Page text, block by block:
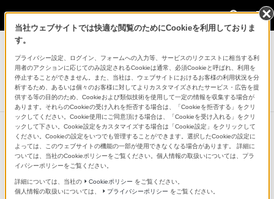
法人のお客様
業務用ディスプレイ・テレビ[法人向け] ブラ
ビア
液晶モニター 法人向けブラビア
BZ30Lシリーズ
次の特長へ
高画質
当社ウェブサイトでは快適な閲覧のためにCookieを利用しておりま
す。
プライバシー設定、ログイン、フォームへの入力等、サービスのリクエストに相当する利
用者のアクションに応じてのみ設定されるCookieは通常、必須Cookieと呼ばれ、利用を
停止することができません。また、当社は、ウェブサイトにおけるお客様の利用状況を分
析するため、あるいは個々のお客様に対してよりカスタマイズされたサービス・広告を提
供する等の目的のため、Cookieおよび類似技術を使用して一定の情報を収集する場合が
あります。それらのCookieの受け入れを拒否する場合は、「Cookieを拒否する」をクリ
ックしてください。Cookie使用にご同意頂ける場合は、「Cookieを受け入れる」をクリ
ックして下さい。Cookie設定をカスタマイズする場合は「Cookie設定」をクリックして
ください。Cookieの設定をいつでも管理することができます。選択したCookieの設定に
よっては、このウェブサイトの機能の一部が使用できなくなる場合があります。 詳細に
ついては、当社のCookieポリシーをご覧ください。個人情報の取扱いについては、プラ
イバシーポリシーをご覧ください。
詳細については、当社の Cookieポリシー をご覧ください。
個人情報の取扱いについては、
プライバシーポリシー をご覧ください。